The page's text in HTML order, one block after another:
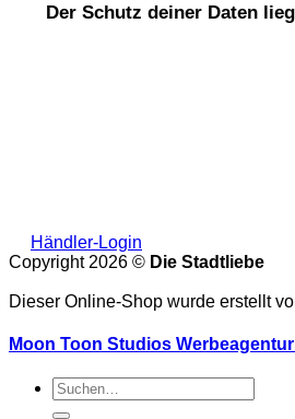
Der Schutz deiner Daten
Händler-Login
Copyright 2026 © Die Stadtliebe
Dieser Online-Shop wurde erstellt
Moon Toon Studios
Suche
nach: